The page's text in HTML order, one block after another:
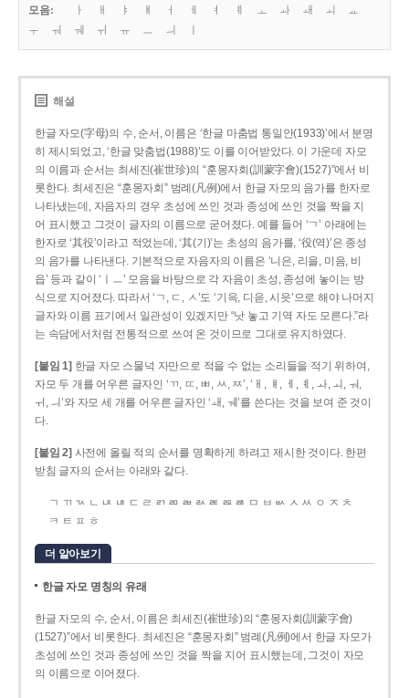
모음:
ㅏ ㅐ ㅑ ㅒ ㅓ ㅔ ㅕ ㅖ ㅗ ㅘ ㅙ ㅚ
ㅛ
ㅜ
ㅝ ㅞ ㅟ ㅠ ㅡ ㅢ
해설
한글 자모(字母)의 수, 순서, 이름은 ‘한글 마춤법 통일안(1933)’에서 분명
히 제시되었고, ‘한글 맞춤법(1988)’도 이를 이어받았다. 이 가운데 자모
의 이름과 순서는 최세진(崔世珍)의 “훈몽자회(訓蒙字會)(1527)”에서 비
롯한다. 최세진은 “훈몽자회” 범례(凡例)에서 한글 자모의 음가를 한자로
나타냈는데, 자음자의 경우 초성에 쓰인 것과 종성에 쓰인 것을 짝을 지
어 표시했고 그것이 글자의 이름으로 굳어졌다. 예를 들어 ‘ㄱ’ 아래에는
한자로 ‘其役’이라고 적었는데, ‘其(기)’는 초성의 음가를, ‘役(역)’은 종성
의 음가를 나타낸다. 기본적으로 자음자의 이름은 ‘니은, 리을, 미음, 비
읍’ 등과 같이 ‘ㅣㅡ’ 모음을 바탕으로 각 자음이 초성, 종성에 놓이는 방
식으로 지어졌다. 따라서 ‘ㄱ, ㄷ, ㅅ’도 ‘기윽, 디읃, 시읏’으로 해야 나머지
글자와 이름 표기에서 일관성이 있겠지만 “낫 놓고 기역 자도 모른다.”라
는 속담에서처럼 전통적으로 쓰여 온 것이므로 그대로 유지하였다.
[붙임 1] 한글 자모 스물넉 자만으로 적을 수 없는 소리들을 적기 위하여,
자모 두 개를 어우른 글자인 ‘ㄲ, ㄸ, ㅃ, ㅆ, ㅉ’, ‘ㅐ, ㅒ, ㅔ, ㅖ, ㅘ, ㅚ, ㅝ,
ㅟ, ㅢ’와 자모 세 개를 어우른 글자인 ‘ㅙ, ㅞ’를 쓴다는 것을 보여 준 것이
다.
[붙임 2] 사전에 올릴 적의 순서를 명확하게 하려고 제시한 것이다. 한편
받침 글자의 순서는 아래와 같다.
ㄱ ㄲ ㄳ ㄴ ㄵ ㄶ ㄷ ㄹ ㄺ ㄻ ㄼ ㄽ ㄾ ㄿ ㅀ ㅁ ㅂ ㅄ ㅅ ㅆ ㅇ ㅈ ㅊ
ㅋ ㅌ ㅍ ㅎ
더 알아보기
한글 자모 명칭의 유래
한글 자모의 수, 순서, 이름은 최세진(崔世珍)의 “훈몽자회(訓蒙字會)
(1527)”에서 비롯한다. 최세진은 “훈몽자회” 범례(凡例)에서 한글 자모가
초성에 쓰인 것과 종성에 쓰인 것을 짝을 지어 표시했는데, 그것이 자모
의 이름으로 이어졌다.